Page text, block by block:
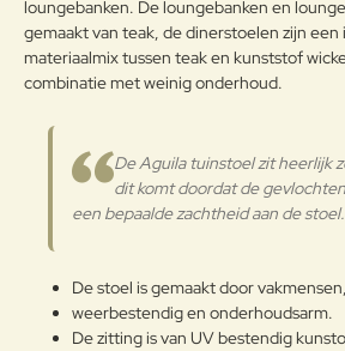
Teak
het geen
behandeling
oppervlak in
afwerking, de
beschouwd
onderdeel
Het teak dat
wordt gebruikt,
Onderhoudsadvies
Omdat het
Note:HTML-code wordt niet
Waarderin
Verder
loungebanken. De loungebanken en
gemaakt van teak, de dinerstoelen zijn
materiaalmix tussen teak en kunststof
combinatie met weinig onderhoud.
De Aguila tuinstoel zit heerlijk
dit komt doordat de
een bepaalde zachtheid aan de stoel.
De stoel is gemaakt door vakmensen,
weerbestendig en onderhoudsarm.
De zitting is van UV bestendig